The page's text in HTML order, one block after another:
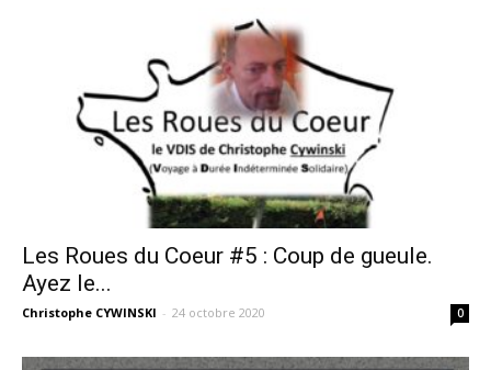
Les Roues du Coeur #5 : Coup de gueule.
Ayez le...
Christophe CYWINSKI - 24 octobre 2020 0